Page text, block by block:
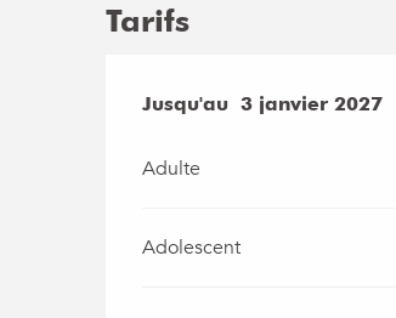
Tarifs
Du1 mars 2026au3
Jusqu'au 3 janvier 2027
Adulte
Adolescent